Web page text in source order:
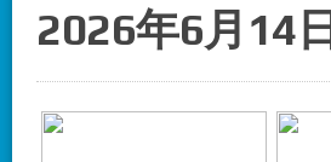
2026年6月14日